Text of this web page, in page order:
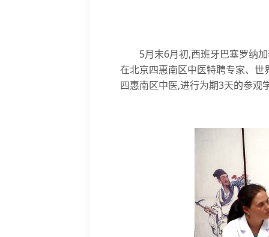
5月末6月初,西班牙巴塞罗纳
在北京四惠南区中医特聘专家、
四惠南区中医,进行为期3天的参观